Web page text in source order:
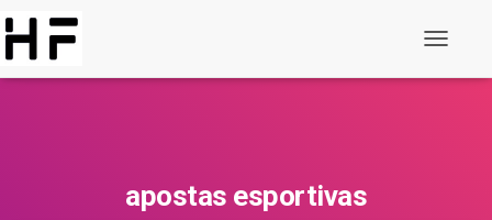
apostas esportivas